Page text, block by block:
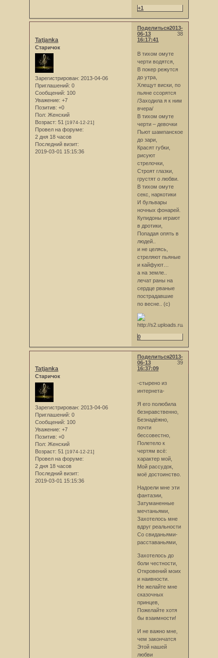
+1
Поделиться
38
2013-
06-13
16:17:41
Tatjanka
Старичок
Зарегистрирован: 2013-04-06
Приглашений: 0
Сообщений: 100
Уважение: +7
Позитив: +0
Пол: Женский
Возраст: 51 [1974-12-21]
Провел на форуме:
2 дня 18 часов
Последний визит:
2019-03-01 15:15:36
В тихом омуте
черти водятся,
В покер режутся
до утра,
Хлещут виски, по
пьяне ссорятся
/Заходила я к ним
вчера/
В тихом омуте
черти – девочки
Пьют шампанское
до зари,
Красят губки,
рисуют
стрелочки,
Строят глазки,
грустят о любви.
В тихом омуте
секс, наркотики
И бульвары
ночных фонарей.
Купидоны играют
в дротики,
Попадая опять в
людей..
и не целясь,
стреляют пьяные
и кайфуют…
а на земле..
лечат раны на
сердце рваные
пострадавшие
по весне.. (c)
0
Поделиться
39
2013-
06-13
16:37:09
Tatjanka
Старичок
Зарегистрирован: 2013-04-06
Приглашений: 0
Сообщений: 100
Уважение: +7
Позитив: +0
Пол: Женский
Возраст: 51 [1974-12-21]
Провел на форуме:
2 дня 18 часов
Последний визит:
2019-03-01 15:15:36
-стырено из
интернета-
Я его полюбила
безнравственно,
Безнадёжно,
почти
бессовестно,
Полетело к
чертям всё:
характер мой,
Мой рассудок,
моё достоинство.
Надоели мне эти
фантазии,
Затуманенные
мечтаньями,
Захотелось мне
вдруг реальности
Со свиданьями-
расставаньями,
Захотелось до
боли честности,
Откровений моих
и наивности.
Не желайте мне
сказочных
принцев,
Пожелайте хотя
бы взаимности!
И не важно мне,
чем закончатся
Этой нашей
любви